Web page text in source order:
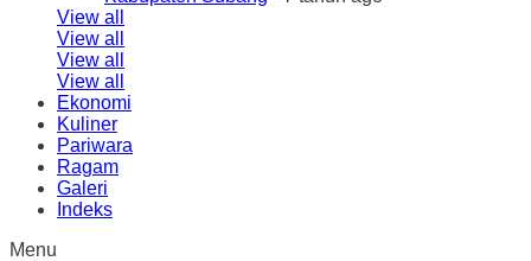
View all
View all
View all
View all
Ekonomi
Kuliner
Pariwara
Ragam
Galeri
Indeks
Menu